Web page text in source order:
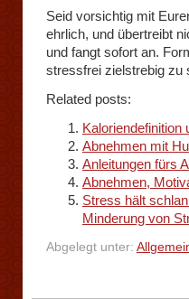
Seid vorsichtig mit
ehrlich, und übertreibt
und fangt sofort an.
stressfrei zielstrebig zu
Related posts:
Kaloriendefinition
Abnehmen mit
Anleitungen fürs
Abnehmen,
Stress hält
Minderung von
Abgelegt unter: